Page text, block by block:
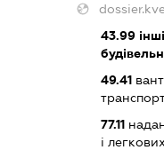
43.99
49.41
77.11
і